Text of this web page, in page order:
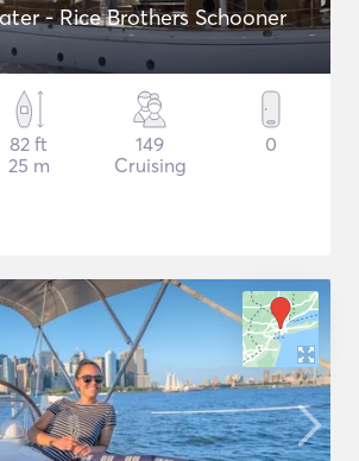
- Rice Brothers Schooner
82 ft
25 m
149
Cruising
0